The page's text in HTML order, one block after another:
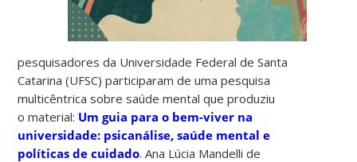
pesquisadores da Universidade Federal de Santa
Catarina (UFSC) participaram de uma pesquisa
multicêntrica sobre saúde mental que produziu
o material: Um guia para o bem-viver na
universidade: psicanálise, saúde mental e
políticas de cuidado. Ana Lúcia Mandelli de